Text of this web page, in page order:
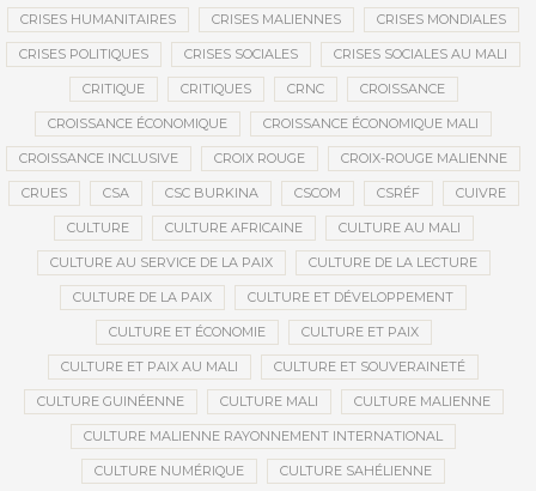
CRISES HUMANITAIRES CRISES MALIENNES CRISES MONDIALES
CRISES POLITIQUES CRISES SOCIALES CRISES SOCIALES AU MALI
CRITIQUE CRITIQUES CRNC CROISSANCE
CROISSANCE ÉCONOMIQUE CROISSANCE ÉCONOMIQUE MALI
CROISSANCE INCLUSIVE CROIX ROUGE CROIX-ROUGE MALIENNE
CRUES CSA CSC BURKINA CSCOM CSRÉF CUIVRE
CULTURE CULTURE AFRICAINE CULTURE AU MALI
CULTURE AU SERVICE DE LA PAIX CULTURE DE LA LECTURE
CULTURE DE LA PAIX CULTURE ET DÉVELOPPEMENT
CULTURE ET ÉCONOMIE CULTURE ET PAIX
CULTURE ET PAIX AU MALI CULTURE ET SOUVERAINETÉ
CULTURE GUINÉENNE CULTURE MALI CULTURE MALIENNE
CULTURE MALIENNE RAYONNEMENT INTERNATIONAL
CULTURE NUMÉRIQUE CULTURE SAHÉLIENNE